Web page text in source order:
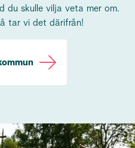
skulle vilja veta mer om.
tar vi det därifrån!